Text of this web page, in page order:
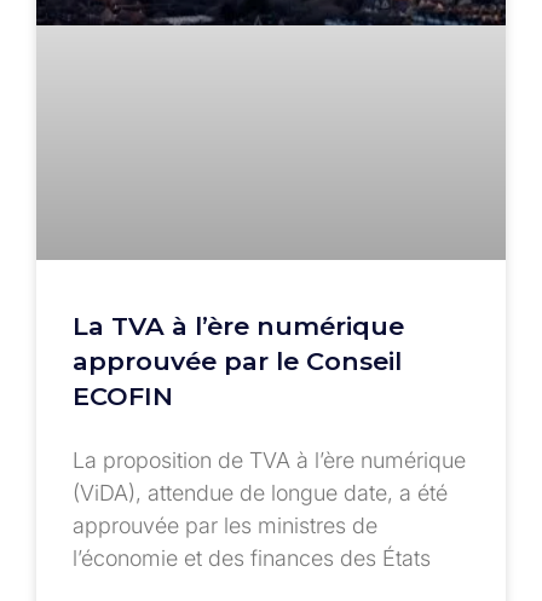
La TVA à l’ère numérique
approuvée par le Conseil
ECOFIN
La proposition de TVA à l’ère numérique
(ViDA), attendue de longue date, a été
approuvée par les ministres de
l’économie et des finances des États